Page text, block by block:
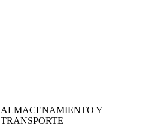
ALMACENAMIENTO Y
TRANSPORTE